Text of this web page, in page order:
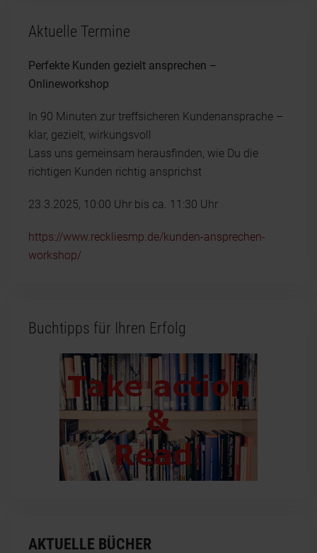
Aktuelle Termine
Perfekte Kunden gezielt ansprechen –
Onlineworkshop
In 90 Minuten zur treffsicheren Kundenansprache –
klar, gezielt, wirkungsvoll
Lass uns gemeinsam herausfinden, wie Du die
richtigen Kunden richtig ansprichst
23.3.2025, 10:00 Uhr bis ca. 11:30 Uhr
https://www.reckliesmp.de/kunden-ansprechen-
workshop/
Buchtipps für Ihren Erfolg
AKTUELLE BÜCHER